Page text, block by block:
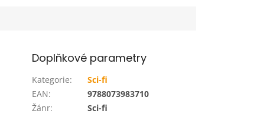
Doplňkové parametry
Kategorie:
Sci-fi
EAN:
9788073983710
Žánr:
Sci-fi